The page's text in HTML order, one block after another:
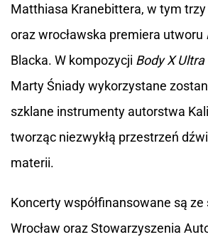
Matthiasa Kranebittera, w tym
oraz wrocławska premiera utworu
Blacka. W kompozycji Body X
Marty Śniady wykorzystane
szklane instrumenty autorstwa
tworząc niezwykłą przestrzeń
materii.
Koncerty współfinansowane są
Wrocław oraz Stowarzyszenia